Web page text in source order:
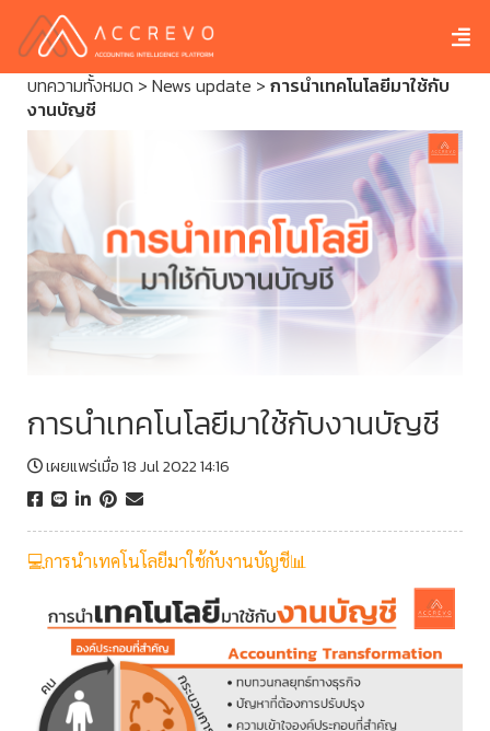
บทความทั้งหมด > News update > การนำเทคโนโลยีมาใช้กับ
งานบัญชี
การนำเทคโนโลยีมาใช้กับงานบัญชี
เผยแพร่เมื่อ 18 Jul 2022 14:16
💻การนำเทคโนโลยีมาใช้กับงานบัญชี📊